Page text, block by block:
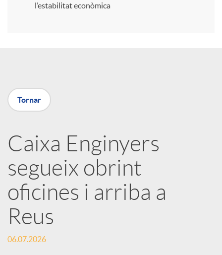
X
a
r
x
e
l’estabilitat econòmica
Tornar
Caixa Enginyers
segueix obrint
oficines i arriba a
Reus
06.07.2026